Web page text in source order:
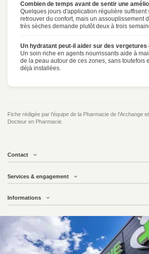
Combien de temps avant de sentir une
Quelques jours d'application régulière suffisent
retrouver du confort, mais un assouplissement
très sèches demande plutôt deux à trois
Un hydratant peut-il aider sur des
Un soin riche en agents nourrissants aide à
de la peau autour de ces zones, sans toutefois
déjà installées.
Fiche rédigée par l'équipe de la Pharmacie de l'Archange
Docteur en Pharmacie.
Contact
Services & engagement
Informations